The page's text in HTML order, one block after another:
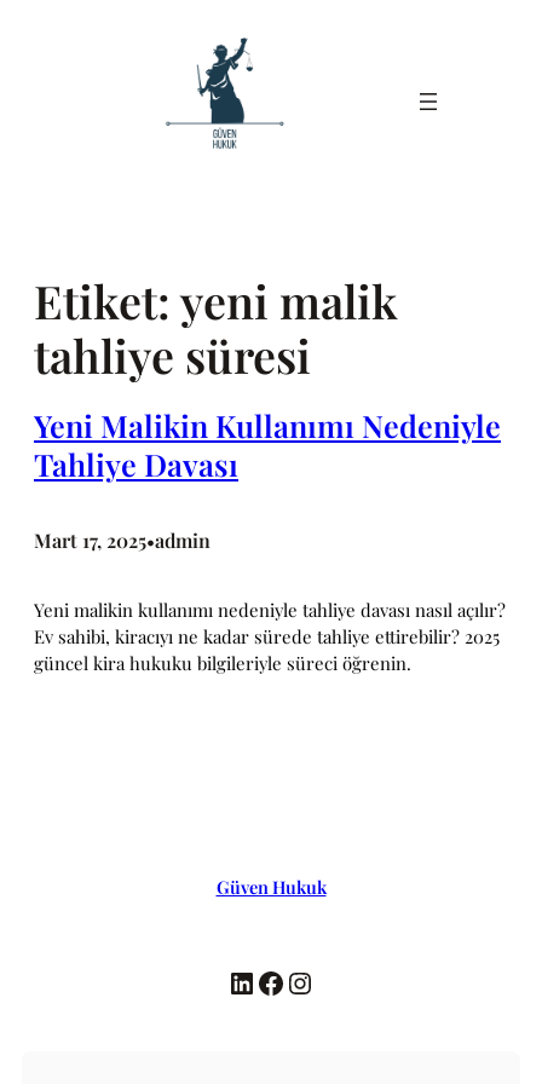
Etiket:yeni malik
tahliye süresi
Yeni Malikin Kullanımı Nedeniyle
Tahliye Davası
Mart 17, 2025•admin
Yeni malikin kullanımı nedeniyle tahliye davası nasıl açılır?
Ev sahibi, kiracıyı ne kadar sürede tahliye ettirebilir? 2025
güncel kira hukuku bilgileriyle süreci öğrenin.
Güven Hukuk
LinkedIn Facebook Instagram